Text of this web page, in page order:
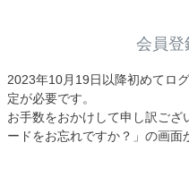
会員登
2023年10月19日以降初めてロ
定が必要です。
お手数をおかけして申し訳ござ
ードをお忘れですか？」の画面